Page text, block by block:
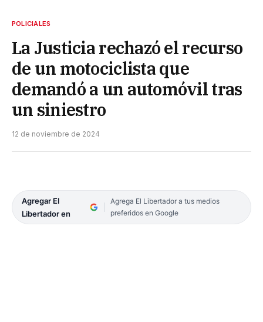
POLICIALES
La Justicia rechazó el recurso
de un motociclista que
demandó a un automóvil tras
un siniestro
12 de noviembre de 2024
Agregar El
Libertador en
Agrega El Libertador a tus medios
preferidos en Google